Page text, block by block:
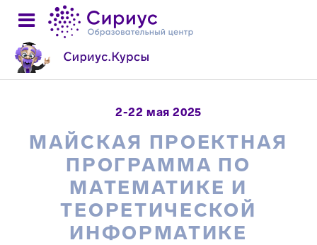
2-22 мая 2025
МАЙСКАЯ ПРОЕКТНАЯ
ПРОГРАММА ПО
МАТЕМАТИКЕ И
ТЕОРЕТИЧЕСКОЙ
ИНФОРМАТИКЕ